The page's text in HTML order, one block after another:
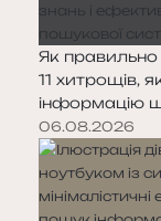
Як
11 хитрощів,
інформацію
06.08.2026